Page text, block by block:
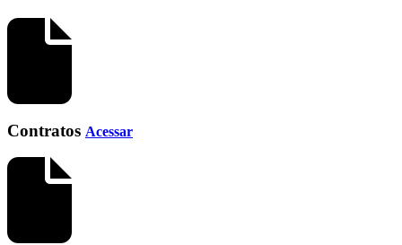
Contratos Acessar